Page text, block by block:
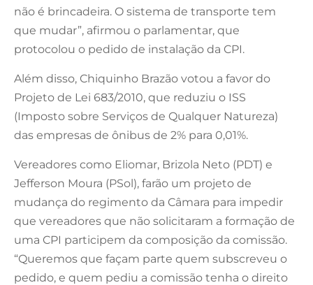
não é brincadeira. O sistema de transporte tem
que mudar”, afirmou o parlamentar, que
protocolou o pedido de instalação da CPI.
Além disso, Chiquinho Brazão votou a favor do
Projeto de Lei 683/2010, que reduziu o ISS
(Imposto sobre Serviços de Qualquer Natureza)
das empresas de ônibus de 2% para 0,01%.
Vereadores como Eliomar, Brizola Neto (PDT) e
Jefferson Moura (PSol), farão um projeto de
mudança do regimento da Câmara para impedir
que vereadores que não solicitaram a formação de
uma CPI participem da composição da comissão.
“Queremos que façam parte quem subscreveu o
pedido, e quem pediu a comissão tenha o direito